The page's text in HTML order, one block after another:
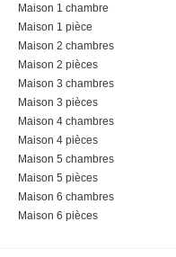
Maison 1 chambre
Maison 1 pièce
Maison 2 chambres
Maison 2 pièces
Maison 3 chambres
Maison 3 pièces
Maison 4 chambres
Maison 4 pièces
Maison 5 chambres
Maison 5 pièces
Maison 6 chambres
Maison 6 pièces